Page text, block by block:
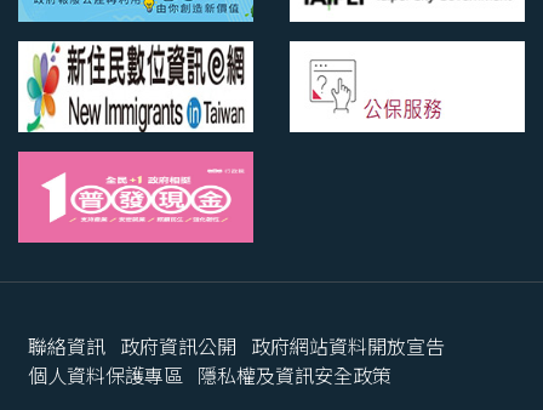
聯絡資訊 政府資訊公開 政府網站資料開放宣告
個人資料保護專區 隱私權及資訊安全政策